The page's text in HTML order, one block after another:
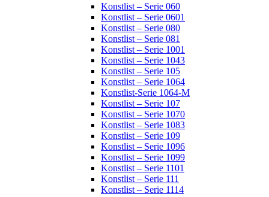
Konstlist – Serie 060
Konstlist – Serie 0601
Konstlist – Serie 080
Konstlist – Serie 081
Konstlist – Serie 1001
Konstlist – Serie 1043
Konstlist – Serie 105
Konstlist – Serie 1064
Konstlist-Serie 1064-M
Konstlist – Serie 107
Konstlist – Serie 1070
Konstlist – Serie 1083
Konstlist – Serie 109
Konstlist – Serie 1096
Konstlist – Serie 1099
Konstlist – Serie 1101
Konstlist – Serie 111
Konstlist – Serie 1114